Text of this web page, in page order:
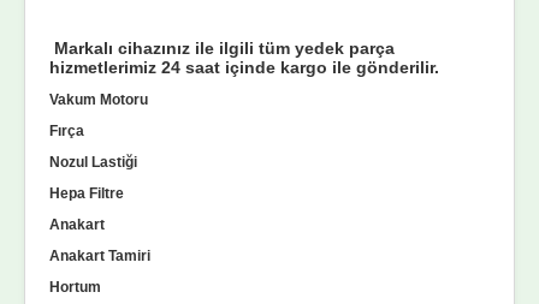
Markalı cihazınız ile ilgili tüm yedek parça
hizmetlerimiz 24 saat içinde kargo ile gönderilir.
Vakum Motoru
Fırça
Nozul Lastiği
Hepa Filtre
Anakart
Anakart Tamiri
Hortum